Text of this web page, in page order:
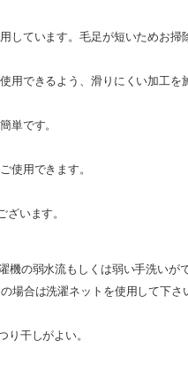
しています。毛足が短いためお掃
用できるよう、滑りにくい加工を
単です。
使用できます。
います。
の弱水流もしくは弱い手洗いが
ネットを使用して下さ
がよい。